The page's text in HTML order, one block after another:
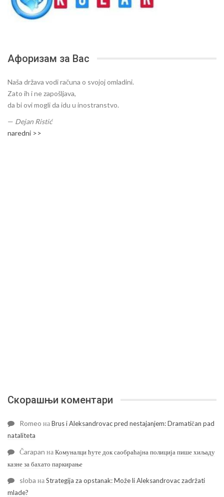
Афоризам за Вас
Naša država vodi računa o svojoj omladini.
Zato ih i ne zapošljava,
da bi ovi mogli da idu u inostranstvo.
— Dejan Ristić
naredni >>
Скорашњи коментари
Romeo наBrus i Aleksandrovac pred nestajanjem: Dramatičan pad
nataliteta
Čarapan наКомуналци ћуте док саобраћајна полиција пише хиљаду
казне за бахато паркирање
sloba наStrategija za opstanak: Može li Aleksandrovac zadržati
mlade?